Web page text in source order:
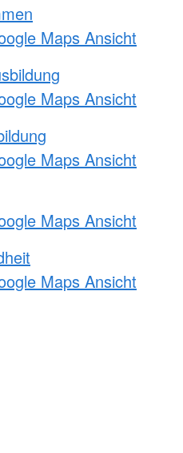
Maps Ansicht
Maps Ansicht
Maps Ansicht
Maps Ansicht
Maps Ansicht